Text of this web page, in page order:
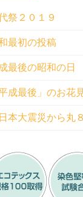
祭２０１９
最初の投稿
最後の昭和の日
成最後」のお花
本大震災から丸